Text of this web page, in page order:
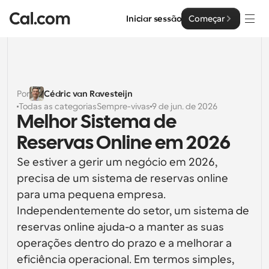
Iniciar sessão Começar
Soluções
Por tamanho da equipa
Para Indivíduos
Agendamento pessoal simplificado
Para Equipas
Para Organizações
Equipas maiores que agendam para um maior controlo
Para Empresas
Empresa
Desenvolvedor
Documentação do Desenvolvedor
Documentação para a plataforma Cal.com
API
Tipo de Letra: Cal Sans UI & Text
O nosso próprio tipo de letra variável para o design de
Preços
Por
Cédric van Ravesteijn
Todas as categoriasSempre-vivas 9 de jun. de 2026
Melhor Sistema de
Reservas Online em 2026
Se estiver a gerir um negócio em 2026,
precisa de um sistema de reservas online
para uma pequena empresa.
Independentemente do setor, um sistema de
reservas online ajuda-o a manter as suas
operações dentro do prazo e a melhorar a
eficiência operacional. Em termos simples,